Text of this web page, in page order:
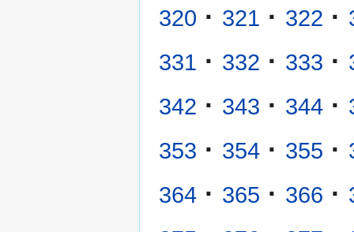
320 · 321 · 322 ·
331 · 332 · 333 ·
342 · 343 · 344 ·
353 · 354 · 355 ·
364 · 365 · 366 ·